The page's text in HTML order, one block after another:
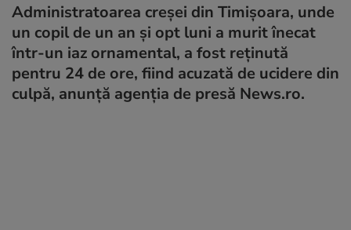
Administratoarea creșei din Timișoara, unde
un copil de un an și opt luni a murit înecat
într-un iaz ornamental, a fost reținută
pentru 24 de ore, fiind acuzată de ucidere din
culpă, anunță agenția de presă News.ro.